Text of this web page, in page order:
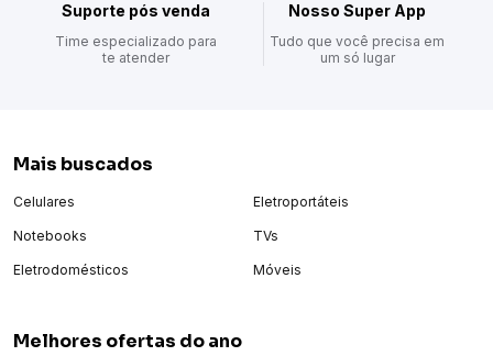
Suporte pós venda
Time especializado para
te atender
Nosso Super App
Tudo que você precisa em
um só lugar
Mais buscados
Celulares
Notebooks
Eletrodomésticos
Eletroportáteis
TVs
Móveis
Melhores ofertas do ano